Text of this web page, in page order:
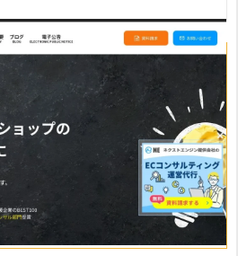
ポイント
リア・食品・コスメなど、多くのカ
ングなどのモールから自社ECまで
顧客対応、ロジスティクス調整まで